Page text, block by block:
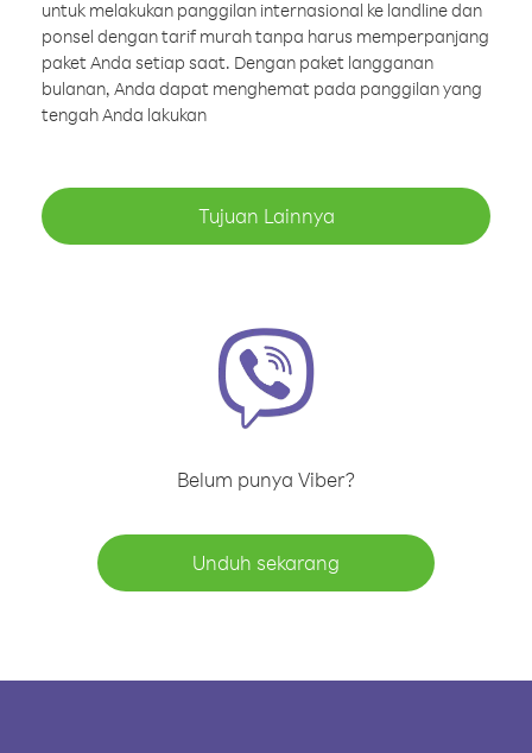
untuk melakukan panggilan internasional ke landline dan
ponsel dengan tarif murah tanpa harus memperpanjang
paket Anda setiap saat. Dengan paket langganan
bulanan, Anda dapat menghemat pada panggilan yang
tengah Anda lakukan
Tujuan Lainnya
Belum punya Viber?
Unduh sekarang